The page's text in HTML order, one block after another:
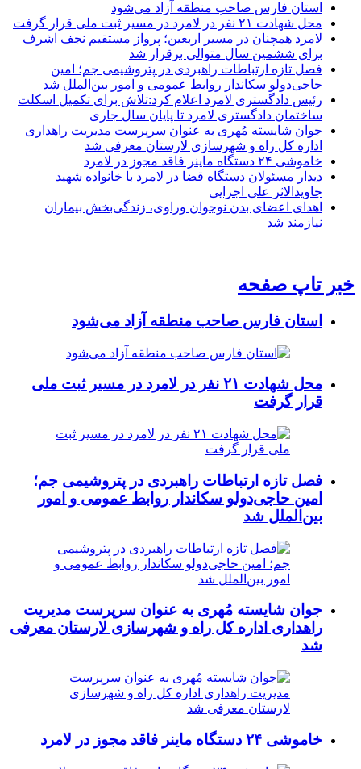
استان فارس صاحب منطقه آزاد می‌شود
محل شهادت ۲۱ نفر در لامرد در مسیر ثبت ملی قرار گرفت
لامرد همچنان در مسیر اربعین؛ پرواز مستقیم نجف اشرف
برای ششمین سال متوالی برقرار شد
فصل تازه ارتباطات راهبردی در پتروشیمی جم؛ امین
حاجی‌دولو سکاندار روابط عمومی و امور بین‌الملل شد
رئیس دادگستری لامرد اعلام کرد:تلاش برای تکمیل اسکلت
ساختمان دادگستری لامرد تا پایان سال جاری
جوان شایسته مُهری به عنوان سرپرست مدیریت راهداری
اداره کل راه و شهرسازی لارستان معرفی شد
خاموشی ۲۴ دستگاه ماینر فاقد مجوز در لامرد
دیدار مسئولان دستگاه قضا در لامرد با خانواده شهید
جاویدالاثر علی اجرایی
اهدای اعضای بدن نوجوان وراوی، زندگی‌بخش بیماران
نیازمند شد
خبر تاپ صفحه
استان فارس صاحب منطقه آزاد می‌شود
محل شهادت ۲۱ نفر در لامرد در مسیر ثبت ملی
قرار گرفت
فصل تازه ارتباطات راهبردی در پتروشیمی جم؛
امین حاجی‌دولو سکاندار روابط عمومی و امور
بین‌الملل شد
جوان شایسته مُهری به عنوان سرپرست مدیریت
راهداری اداره کل راه و شهرسازی لارستان معرفی
شد
خاموشی ۲۴ دستگاه ماینر فاقد مجوز در لامرد